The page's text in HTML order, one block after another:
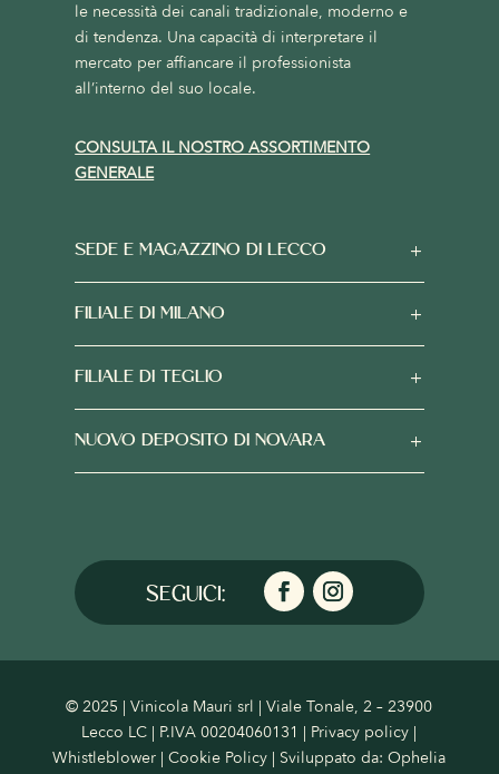
le necessità dei canali tradizionale, moderno e
di tendenza. Una capacità di interpretare il
mercato per affiancare il professionista
all’interno del suo locale.
CONSULTA IL NOSTRO ASSORTIMENTO
GENERALE
SEDE E MAGAZZINO DI LECCO
FILIALE DI MILANO
FILIALE DI TEGLIO
NUOVO DEPOSITO DI NOVARA
© 2025 | Vinicola Mauri srl | Viale Tonale, 2 – 23900
Lecco LC | P.IVA 00204060131 | Privacy policy |
Whistleblower |Cookie Policy | Sviluppato da:Ophelia